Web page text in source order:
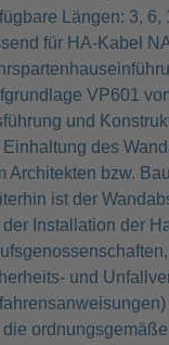
Längen: 3, 6,
für HA-Kabel
VP601
und
Einhaltung des
Architekten bzw.
ist der
der Installation der
und
die